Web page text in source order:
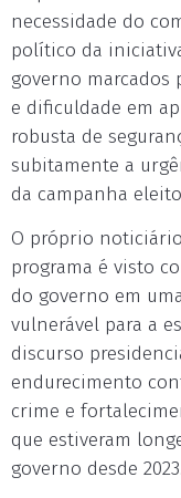
necessidade do
político da
governo marcados
e dificuldade em
robusta de
subitamente a
da campanha
O próprio
programa é visto
do governo em
vulnerável para a
discurso
endurecimento
crime e
que estiveram
governo desde 2023.